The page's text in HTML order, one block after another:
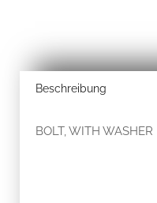
Beschreibung
BOLT, WITH WASHER